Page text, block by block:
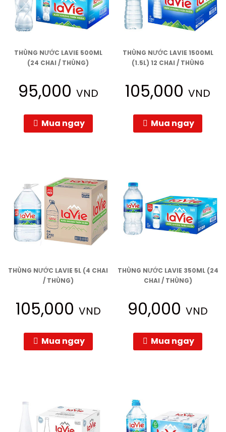
THÙNG NƯỚC LAVIE 500ML
(24 CHAI / THÙNG)
95,000 VND
Mua ngay
THÙNG NƯỚC LAVIE 1500ML
(1.5L) 12 CHAI / THÙNG
105,000VND
Mua ngay
THÙNG NƯỚC LAVIE 5L (4 CHAI
/ THÙNG)
105,000 VND
Mua ngay
THÙNG NƯỚC LAVIE 350ML (24
CHAI / THÙNG)
90,000VND
Mua ngay